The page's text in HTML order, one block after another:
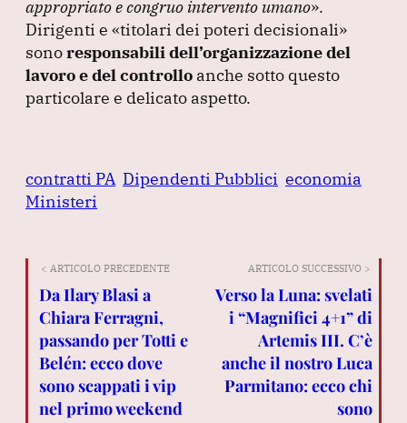
appropriato e congruo intervento umano».
Dirigenti e «titolari dei poteri decisionali»
sonoresponsabili dell’organizzazione del
lavoro e del controllo anche sotto questo
particolare e delicato aspetto.
contratti PA Dipendenti Pubblici economia
Ministeri
< ARTICOLO PRECEDENTE
Da Ilary Blasi a
Chiara Ferragni,
passando per Totti e
Belén: ecco dove
sono scappati i vip
nel primo weekend
ARTICOLO SUCCESSIVO >
Verso la Luna: svelati
i “Magnifici 4+1” di
Artemis III. C’è
anche il nostro Luca
Parmitano: ecco chi
sono